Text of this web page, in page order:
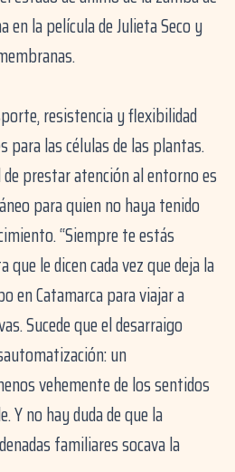
en la película de Julieta Seco y
resistencia y flexibilidad
las células de las plantas.
prestar atención al entorno es
para quien no haya tenido
“Siempre te estás
que le dicen cada vez que deja la
en Catamarca para viajar a
Sucede que el desarraigo
un
vehemente de los sentidos
Y no hay duda de que la
familiares socava la